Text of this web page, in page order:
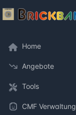
Home
Angebote
Tools
CMF Verwaltung